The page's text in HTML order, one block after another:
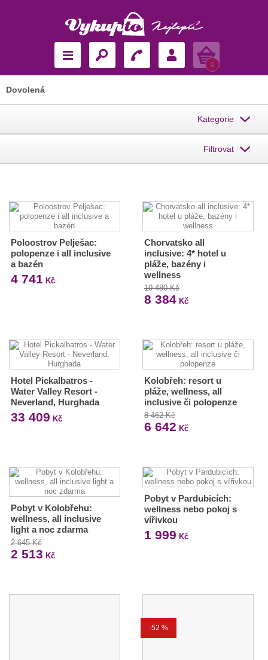
Košík
0
Dovolená
Kategorie
Filtrovat
Poloostrov Pelješac:
polopenze i all inclusive
a bazén
4 741 Kč
Chorvatsko all
inclusive: 4* hotel u
pláže, bazény i
wellness
10 480 Kč
8 384Kč
Hotel Pickalbatros -
Water Valley Resort -
Neverland, Hurghada
33 409 Kč
Kolobřeh: resort u
pláže, wellness, all
inclusive či polopenze
8 462 Kč
6 642 Kč
Pobyt v Kolobřehu:
wellness, all inclusive
light a noc zdarma
2 645 Kč
2 513 Kč
Pobyt v Pardubicích:
wellness nebo pokoj s
vířivkou
1 999 Kč
-52 %